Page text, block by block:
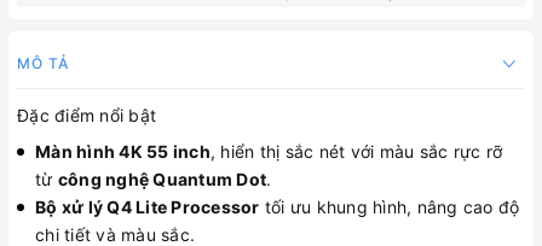
MÔ TẢ
Đặc điểm nổi bật
Màn hình 4K 55 inch, hiển thị sắc nét với màu sắc rực rỡ
từ công nghệ Quantum Dot.
Bộ xử lý Q4 Lite Processor tối ưu khung hình, nâng cao độ
chi tiết và màu sắc.